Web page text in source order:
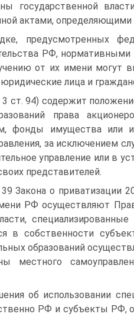
государственной
актами, определяющими
предусмотренных
РФ,
от их имени могут
лица и
3 ст. 94) содержит
права
фонды имущества или
за исключением
управление или в
представителей.
Закона о приватизации
РФ осуществляют
в собственности
образований
местного
об использовании
РФ и субъекты РФ,